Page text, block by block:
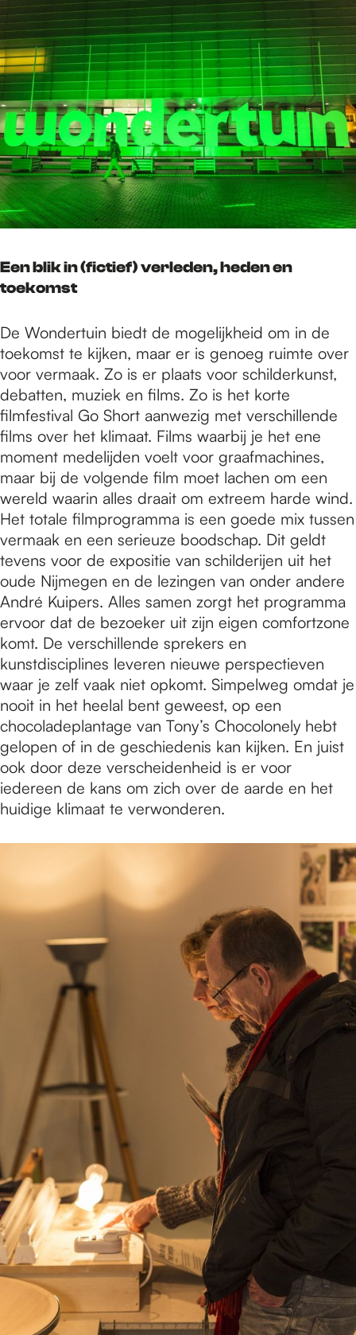
Een blik in (fictief) verleden, heden en
toekomst
De Wondertuin biedt de mogelijkheid om in de
toekomst te kijken, maar er is genoeg ruimte over
voor vermaak. Zo is er plaats voor schilderkunst,
debatten, muziek en films. Zo is het korte
filmfestival Go Short aanwezig met verschillende
films over het klimaat. Films waarbij je het ene
moment medelijden voelt voor graafmachines,
maar bij de volgende film moet lachen om een
wereld waarin alles draait om extreem harde wind.
Het totale filmprogramma is een goede mix tussen
vermaak en een serieuze boodschap. Dit geldt
tevens voor de expositie van schilderijen uit het
oude Nijmegen en de lezingen van onder andere
André Kuipers. Alles samen zorgt het programma
ervoor dat de bezoeker uit zijn eigen comfortzone
komt. De verschillende sprekers en
kunstdisciplines leveren nieuwe perspectieven
waar je zelf vaak niet opkomt. Simpelweg omdat je
nooit in het heelal bent geweest, op een
chocoladeplantage van Tony’s Chocolonely hebt
gelopen of in de geschiedenis kan kijken. En juist
ook door deze verscheidenheid is er voor
iedereen de kans om zich over de aarde en het
huidige klimaat te verwonderen.